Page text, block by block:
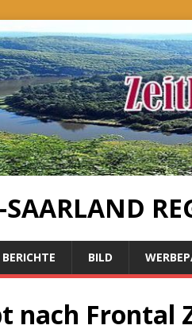
SAARLAND
BILD
nach Frontal